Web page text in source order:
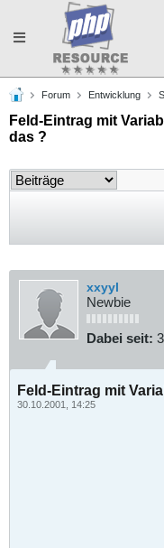
Toggle
navigation
Forum Entwicklung
Feld-Eintrag mit
das ?
xxyyl
Newbie
Dabei seit:
Feld-Eintrag mit
30.10.2001, 14:25